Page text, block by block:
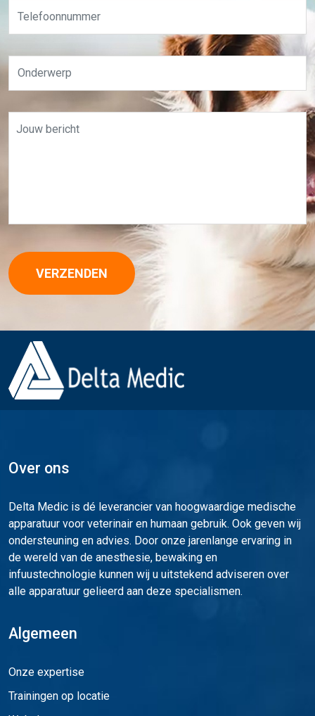
VERZENDEN
Over ons
Delta Medic is dé leverancier van hoogwaardige medische
apparatuur voor veterinair en humaan gebruik. Ook geven wij
ondersteuning en advies. Door onze jarenlange ervaring in
de wereld van de anesthesie, bewaking en
infuustechnologie kunnen wij u uitstekend adviseren over
alle apparatuur gelieerd aan deze specialismen.
Algemeen
Onze expertise
Trainingen op locatie